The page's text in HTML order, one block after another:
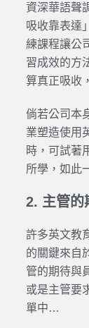
資深華語聲
吸收靠表達
練課程讓公
習成效的方
算真正吸收
倘若公司本
業塑造使用
時，可試著
所學，如此
2. 主管的
許多英文教
的關鍵來自
管的期待與
或是主管要
單中…